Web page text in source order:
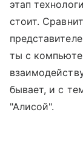
этап
стоит.
ты с
бывает, и с
"Алисой".